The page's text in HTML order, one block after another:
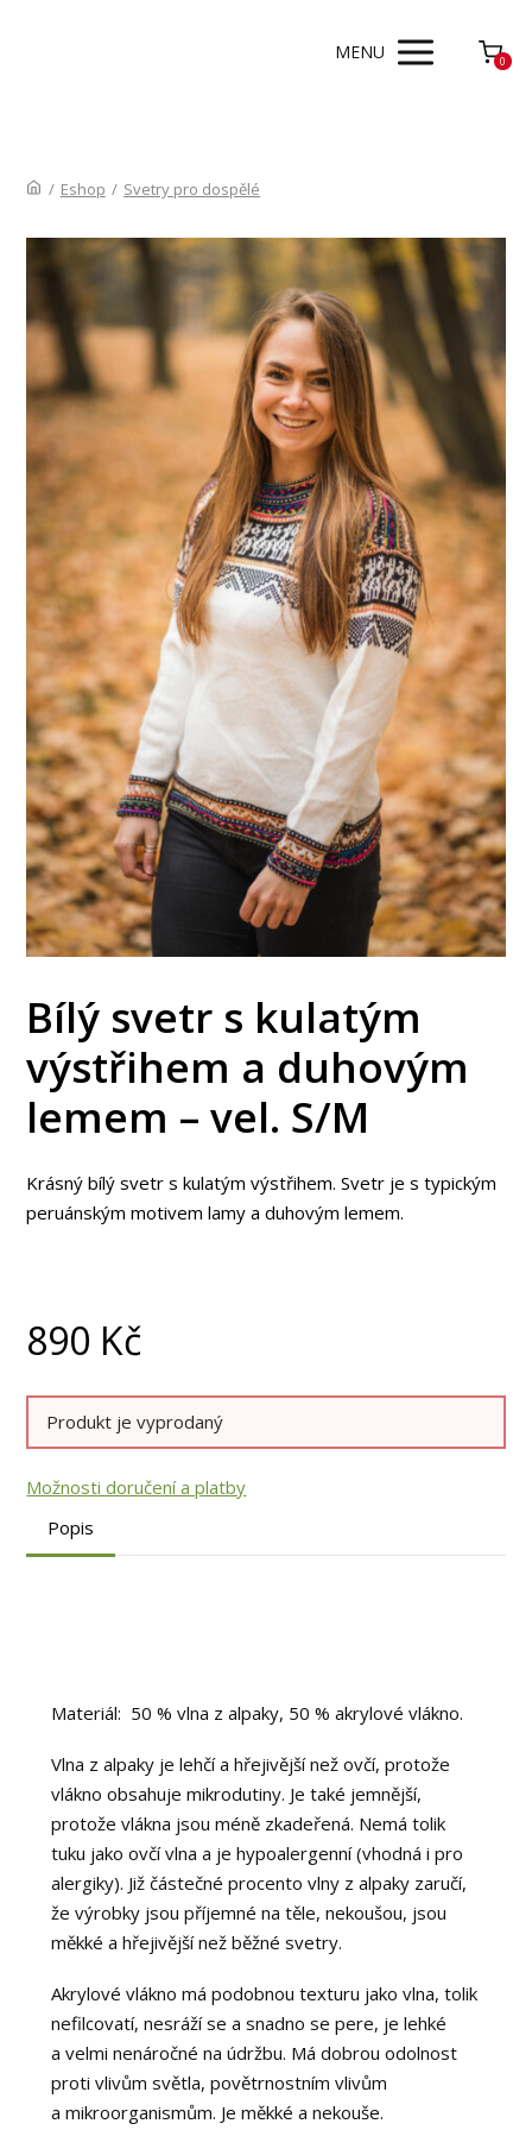
MENU 0
/ Eshop / Svetry pro dospělé
Bílý svetr s kulatým
výstřihem a duhovým
lemem – vel. S/M
Krásný bílý svetr s kulatým výstřihem. Svetr je s typickým
peruánským motivem lamy a duhovým lemem.
890 Kč
Produkt je vyprodaný
Možnosti doručení a platby
Popis
Materiál: 50 % vlna z alpaky, 50 % akrylové vlákno.
Vlna z alpaky je lehčí a hřejivější než ovčí, protože
vlákno obsahuje mikrodutiny. Je také jemnější,
protože vlákna jsou méně zkadeřená. Nemá tolik
tuku jako ovčí vlna a je hypoalergenní (vhodná i pro
alergiky). Již částečné procento vlny z alpaky zaručí,
že výrobky jsou příjemné na těle, nekoušou, jsou
měkké a hřejivější než běžné svetry.
Akrylové vlákno má podobnou texturu jako vlna, tolik
nefilcovatí, nesráží se a snadno se pere, je lehké
a velmi nenáročné na údržbu. Má dobrou odolnost
proti vlivům světla, povětrnostním vlivům
a mikroorganismům. Je měkké a nekouše.